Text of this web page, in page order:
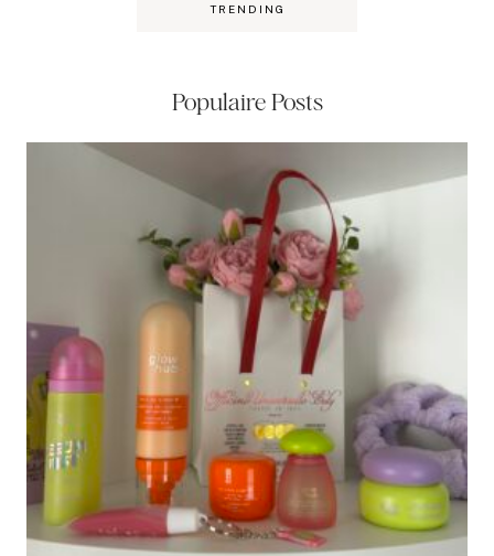
TRENDING
Populaire Posts